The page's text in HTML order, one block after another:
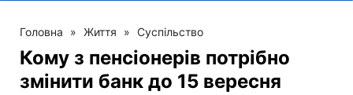
Головна » Життя » Суспільство
Кому з пенсіонерів потрібно
змінити банк до 15 вересня